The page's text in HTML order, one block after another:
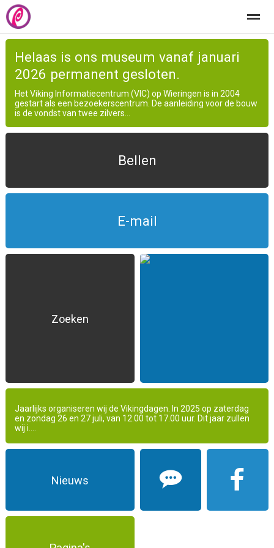
Welkom Het centrum Kindersite
Home Zoeken Nieuws Pagina's
Helaas is ons museum vanaf januari
2026 permanent gesloten.
Het Viking Informatiecentrum (VIC) op Wieringen is in 2004
gestart als een bezoekerscentrum. De aanleiding voor de bouw
is de vondst van twee zilvers...
Bellen
E-mail
Zoeken
Jaarlijks organiseren wij de Vikingdagen. In 2025 op zaterdag
en zondag 26 en 27 juli, van 12.00 tot 17.00 uur. Dit jaar zullen
wij i....
Nieuws